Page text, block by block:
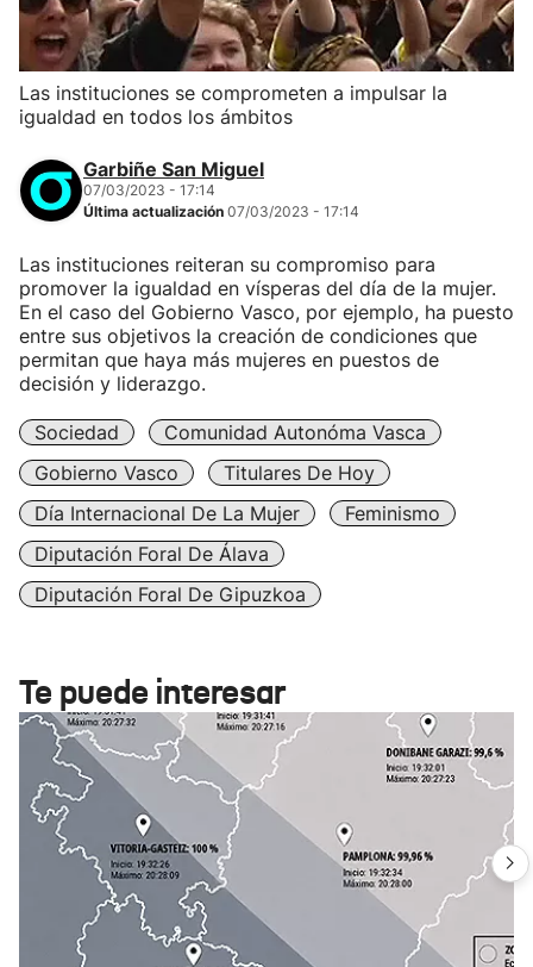
Las instituciones se comprometen a impulsar la
igualdad en todos los ámbitos
Garbiñe San Miguel
07/03/2023 - 17:14
Última actualización 07/03/2023 - 17:14
Las instituciones reiteran su compromiso para
promover la igualdad en vísperas del día de la mujer.
En el caso del Gobierno Vasco, por ejemplo, ha puesto
entre sus objetivos la creación de condiciones que
permitan que haya más mujeres en puestos de
decisión y liderazgo.
Sociedad
Comunidad Autonóma Vasca
Gobierno Vasco
Titulares De Hoy
Día Internacional De La Mujer
Feminismo
Diputación Foral De Álava
Diputación Foral De Gipuzkoa
Te puede interesar